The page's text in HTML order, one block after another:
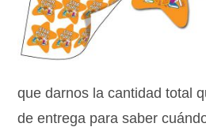
que darnos la cantidad total
de entrega para saber